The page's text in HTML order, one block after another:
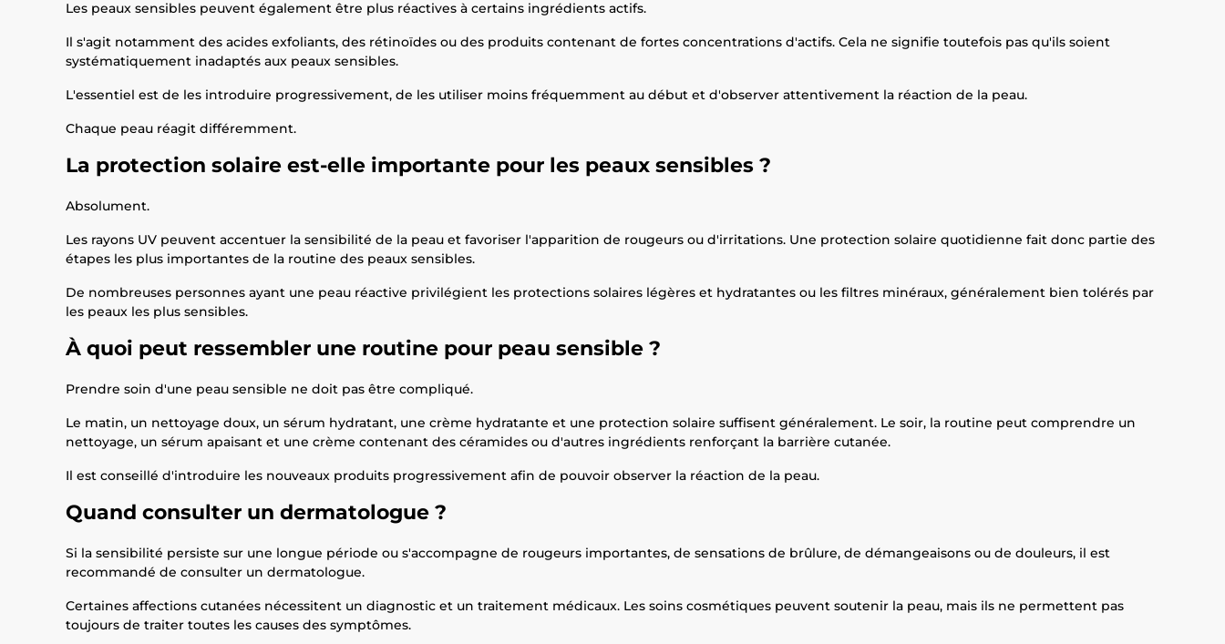
Les peaux sensibles peuvent également être plus réactives à certains ingrédients actifs.
Il s'agit notamment des acides exfoliants, des rétinoïdes ou des produits contenant de fortes concentrations d'actifs. Cela ne signifie toutefois pas qu'ils soient
systématiquement inadaptés aux peaux sensibles.
L'essentiel est de les introduire progressivement, de les utiliser moins fréquemment au début et d'observer attentivement la réaction de la peau.
Chaque peau réagit différemment.
La protection solaire est-elle importante pour les peaux sensibles ?
Absolument.
Les rayons UV peuvent accentuer la sensibilité de la peau et favoriser l'apparition de rougeurs ou d'irritations. Une protection solaire quotidienne fait donc partie des
étapes les plus importantes de la routine des peaux sensibles.
De nombreuses personnes ayant une peau réactive privilégient les protections solaires légères et hydratantes ou les filtres minéraux, généralement bien tolérés par
les peaux les plus sensibles.
À quoi peut ressembler une routine pour peau sensible ?
Prendre soin d'une peau sensible ne doit pas être compliqué.
Le matin, un nettoyage doux, un sérum hydratant, une crème hydratante et une protection solaire suffisent généralement. Le soir, la routine peut comprendre un
nettoyage, un sérum apaisant et une crème contenant des céramides ou d'autres ingrédients renforçant la barrière cutanée.
Il est conseillé d'introduire les nouveaux produits progressivement afin de pouvoir observer la réaction de la peau.
Quand consulter un dermatologue ?
Si la sensibilité persiste sur une longue période ou s'accompagne de rougeurs importantes, de sensations de brûlure, de démangeaisons ou de douleurs, il est
recommandé de consulter un dermatologue.
Certaines affections cutanées nécessitent un diagnostic et un traitement médicaux. Les soins cosmétiques peuvent soutenir la peau, mais ils ne permettent pas
toujours de traiter toutes les causes des symptômes.